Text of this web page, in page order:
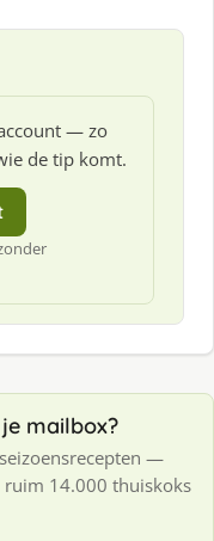
— zo
de tip komt.
mailbox?
—
ruim 14.000 thuiskoks